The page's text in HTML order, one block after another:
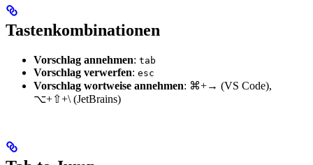
Tastenkombinationen
Vorschlag annehmen: tab
Vorschlag verwerfen: esc
Vorschlag wortweise annehmen: ⌘+→ (VS Code),
⌥+⇧+\ (JetBrains)